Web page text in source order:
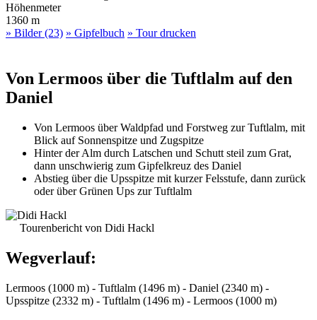
Höhenmeter
1360 m
» Bilder (23) » Gipfelbuch » Tour drucken
Von Lermoos über die Tuftlalm auf den
Daniel
Von Lermoos über Waldpfad und Forstweg zur Tuftlalm, mit
Blick auf Sonnenspitze und Zugspitze
Hinter der Alm durch Latschen und Schutt steil zum Grat,
dann unschwierig zum Gipfelkreuz des Daniel
Abstieg über die Upsspitze mit kurzer Felsstufe, dann zurück
oder über Grünen Ups zur Tuftlalm
Tourenbericht von Didi Hackl
Wegverlauf:
Lermoos (1000 m) - Tuftlalm (1496 m) - Daniel (2340 m) -
Upsspitze (2332 m) - Tuftlalm (1496 m) - Lermoos (1000 m)